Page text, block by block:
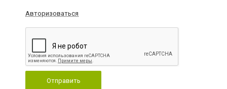
Авторизоваться
Отправить